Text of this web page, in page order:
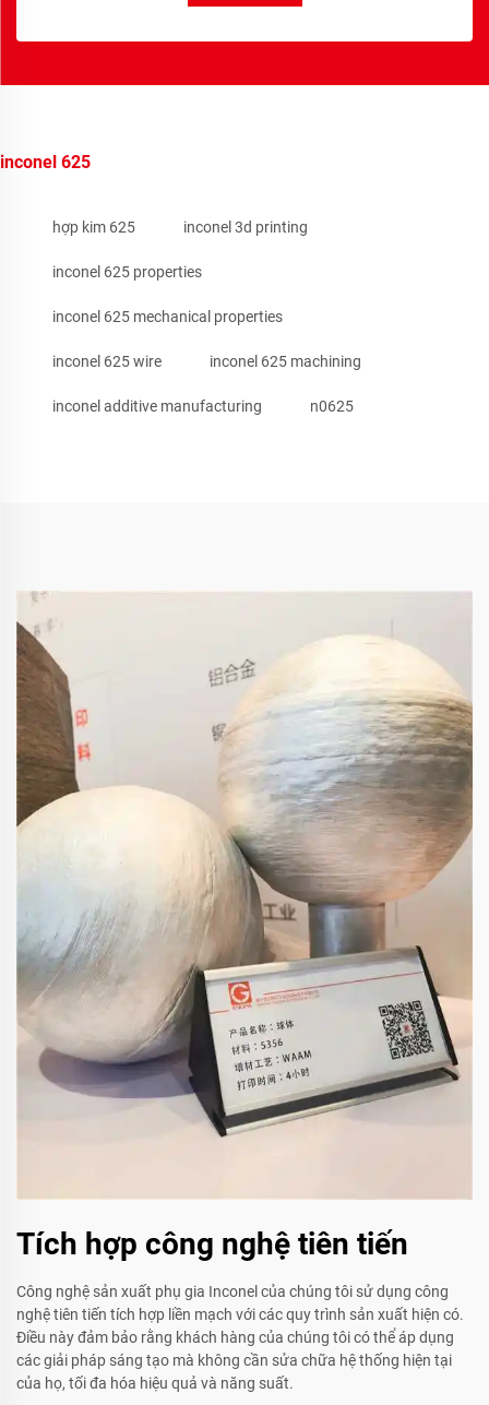
inconel 625
hợp kim 625 inconel 3d printing
inconel 625 properties
inconel 625 mechanical properties
inconel 625 wire inconel 625 machining
inconel additive manufacturing n0625
Tích hợp công nghệ tiên tiến
Công nghệ sản xuất phụ gia Inconel của chúng tôi sử dụng công
nghệ tiên tiến tích hợp liền mạch với các quy trình sản xuất hiện có.
Điều này đảm bảo rằng khách hàng của chúng tôi có thể áp dụng
các giải pháp sáng tạo mà không cần sửa chữa hệ thống hiện tại
của họ, tối đa hóa hiệu quả và năng suất.